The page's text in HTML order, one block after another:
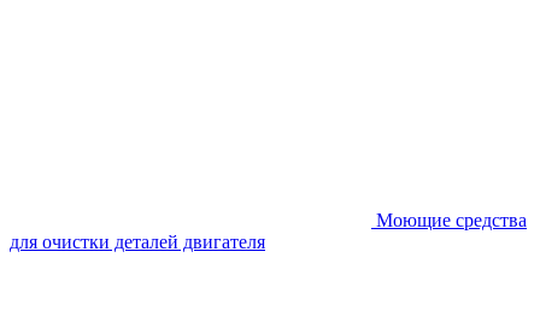
Моющие средства
для очистки деталей двигателя